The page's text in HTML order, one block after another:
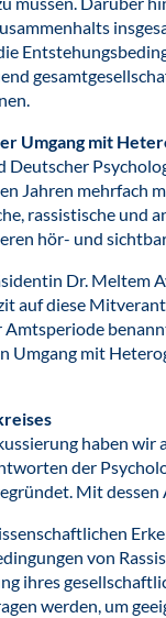
Umgang mit
Deutscher
Jahren mehrfach
rassistische und
hör- und
Dr. Meltem
auf diese
Umgang mit
haben
der
Mit
von
ihres
werden, um